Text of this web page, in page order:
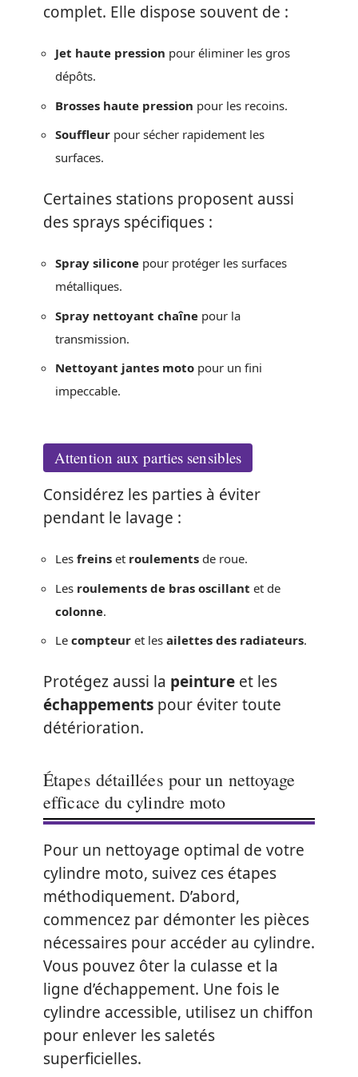
complet. Elle dispose souvent de :
Jet haute pression pour éliminer les gros
dépôts.
Brosses haute pression pour les recoins.
Souffleur pour sécher rapidement les
surfaces.
Certaines stations proposent aussi
des sprays spécifiques :
Spray silicone pour protéger les surfaces
métalliques.
Spray nettoyant chaîne pour la
transmission.
Nettoyant jantes moto pour un fini
impeccable.
Attention aux parties sensibles
Considérez les parties à éviter
pendant le lavage :
Les freins et roulements de roue.
Les roulements de bras oscillant et de
colonne.
Le compteur et les ailettes des radiateurs.
Protégez aussi la peinture et les
échappements pour éviter toute
détérioration.
Étapes détaillées pour un nettoyage
efficace du cylindre moto
Pour un nettoyage optimal de votre
cylindre moto, suivez ces étapes
méthodiquement. D’abord,
commencez par démonter les pièces
nécessaires pour accéder au cylindre.
Vous pouvez ôter la culasse et la
ligne d’échappement. Une fois le
cylindre accessible, utilisez un chiffon
pour enlever les saletés
superficielles.